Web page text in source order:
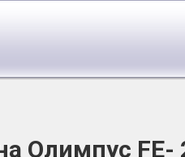
Олимпус FE-